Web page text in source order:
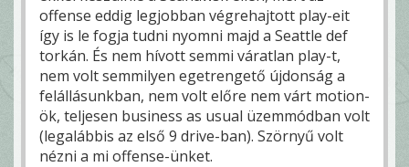
offense eddig legjobban végrehajtott play-eit
így is le fogja tudni nyomni majd a Seattle def
torkán. És nem hívott semmi váratlan play-t,
nem volt semmilyen egetrengető újdonság a
felállásunkban, nem volt előre nem várt motion-
ök, teljesen business as usual üzemmódban volt
(legalábbis az első 9 drive-ban). Szörnyű volt
nézni a mi offense-ünket.